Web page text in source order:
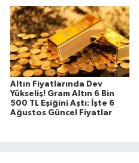
Altın Fiyatlarında Dev
Yükseliş! Gram Altın 6 Bin
500 TL Eşiğini Aştı: İşte 6
Ağustos Güncel Fiyatlar